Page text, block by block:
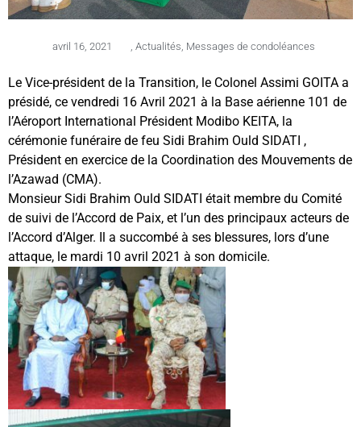
avril 16, 2021 Actualités Messages de condoléances
Le Vice-président de la Transition, le Colonel Assimi GOITA a
présidé, ce vendredi 16 Avril 2021 à la Base aérienne 101 de
l’Aéroport International Président Modibo KEITA, la
cérémonie funéraire de feu Sidi Brahim Ould SIDATI ,
Président en exercice de la Coordination des Mouvements de
l’Azawad (CMA).
Monsieur Sidi Brahim Ould SIDATI était membre du Comité
de suivi de l’Accord de Paix, et l’un des principaux acteurs de
l’Accord d’Alger. Il a succombé à ses blessures, lors d’une
attaque, le mardi 10 avril 2021 à son domicile.